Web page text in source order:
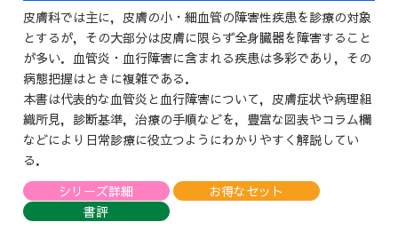
皮膚科では主に，皮膚の小・細血管の障害性疾患を診療の対象
とするが，その大部分は皮膚に限らず全身臓器を障害すること
が多い．血管炎・血行障害に含まれる疾患は多彩であり，その
病態把握はときに複雑である．
本書は代表的な血管炎と血行障害について，皮膚症状や病理組
織所見，診断基準，治療の手順などを，豊富な図表やコラム欄
などにより日常診療に役立つようにわかりやすく解説してい
る．
シリーズ詳細
お得なセット
書評